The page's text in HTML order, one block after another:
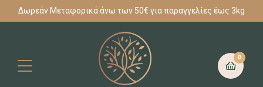
Δωρεάν Μεταφορικά άνω των 50€ για παραγγελίες έως 3kg
0